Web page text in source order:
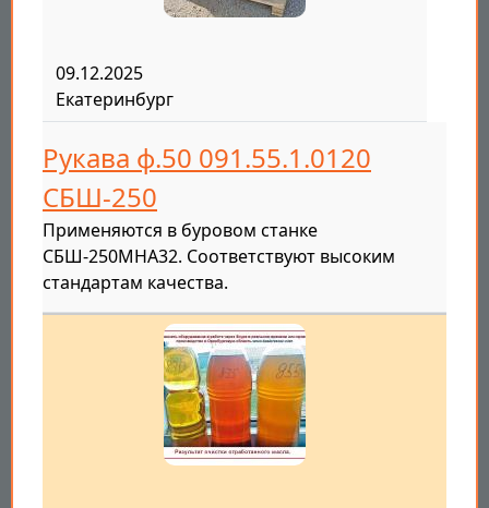
09.12.2025
Екатеринбург
Рукава ф.50 091.55.1.0120
СБШ-250
Применяются в буровом станке
СБШ-250МНА32. Соответствуют высоким
стандартам качества.